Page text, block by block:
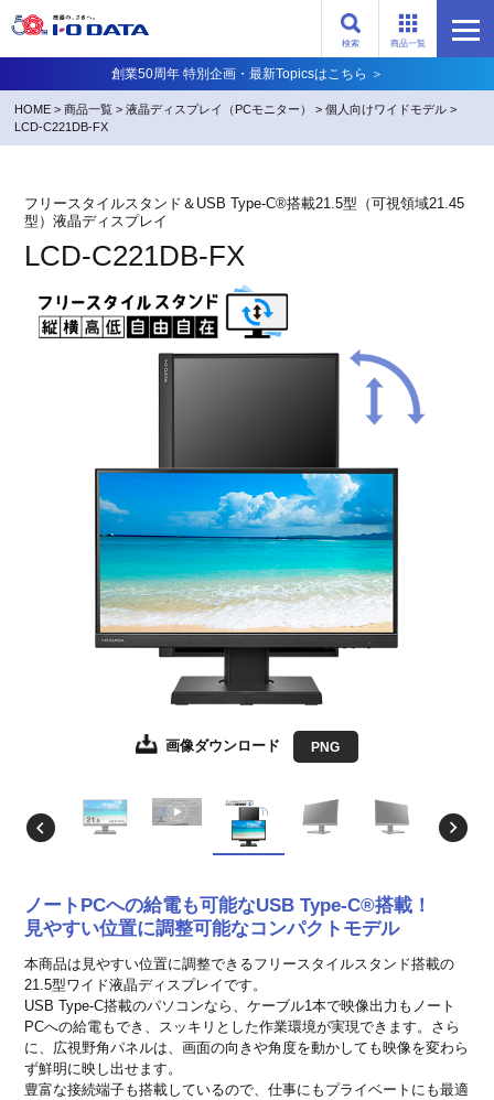
検索 商品一覧
創業50周年 特別企画・最新Topicsはこちら ＞
HOME >商品一覧 >液晶ディスプレイ（PCモニター） >個人向けワイドモデル >
LCD-C221DB-FX
フリースタイルスタンド＆USB Type-C®搭載21.5型（可視領域21.45
型）液晶ディスプレイ
LCD-C221DB-FX
画像ダウンロード PNG
画像ダウンロード JPEG EPS形式
画像ダウンロード JPEG EPS形式
画像ダウンロード JPEG EPS形式
画像ダウンロード JPEG EPS形式
画像ダウンロード JPEG EPS形式
画像ダウンロード JPEG EPS形式
画像ダウンロード JPEG EPS形式
画像ダウンロード JPEG EPS形式
ノートPCへの給電も可能なUSB Type-C®搭載！
見やすい位置に調整可能なコンパクトモデル
本商品は見やすい位置に調整できるフリースタイルスタンド搭載の
21.5型ワイド液晶ディスプレイです。
USB Type-C搭載のパソコンなら、ケーブル1本で映像出力もノート
PCへの給電もでき、スッキリとした作業環境が実現できます。さら
に、広視野角パネルは、画面の向きや角度を動かしても映像を変わら
ず鮮明に映し出せます。
豊富な接続端子も搭載しているので、仕事にもプライベートにも最適